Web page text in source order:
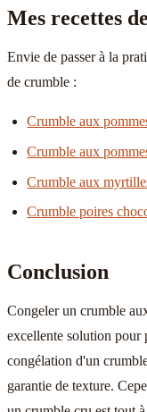
Mes recettes
Envie de passer à la
de crumble :
Crumble aux
Crumble aux
Crumble aux
Crumble poires
Conclusion
Congeler un crumble
excellente solution pour
congélation d'un
garantie de texture.